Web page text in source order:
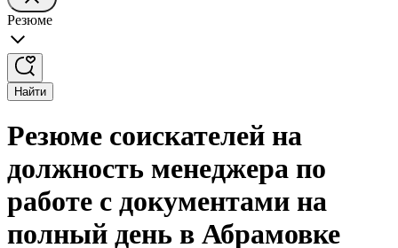
Резюме
Найти
Резюме соискателей на
должность менеджера по
работе с документами на
полный день в Абрамовке